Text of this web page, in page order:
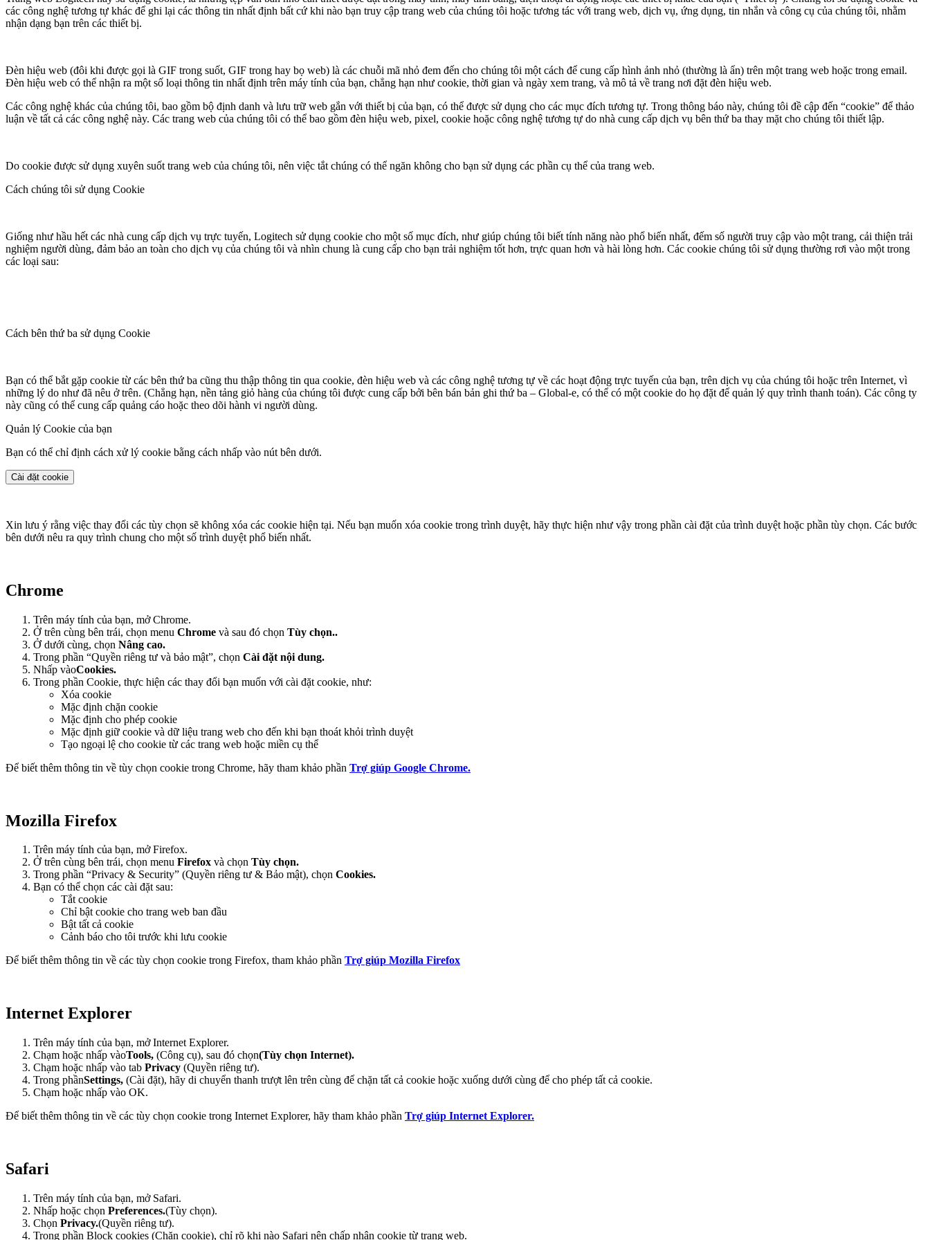
các công nghệ tương tự khác để ghi lại các thông tin nhất định bất cứ khi nào bạn truy cập trang web của chúng tôi hoặc tương tác với trang web, dịch vụ, ứng dụng, tin nhắn và công cụ của chúng tôi, nhằm
nhận dạng bạn trên các thiết bị.
Đèn hiệu web (đôi khi được gọi là GIF trong suốt, GIF trong hay bọ web) là các chuỗi mã nhỏ đem đến cho chúng tôi một cách để cung cấp hình ảnh nhỏ (thường là ẩn) trên một trang web hoặc trong email.
Đèn hiệu web có thể nhận ra một số loại thông tin nhất định trên máy tính của bạn, chẳng hạn như cookie, thời gian và ngày xem trang, và mô tả về trang nơi đặt đèn hiệu web.
Các công nghệ khác của chúng tôi, bao gồm bộ định danh và lưu trữ web gắn với thiết bị của bạn, có thể được sử dụng cho các mục đích tương tự. Trong thông báo này, chúng tôi đề cập đến “cookie” để thảo
luận về tất cả các công nghệ này. Các trang web của chúng tôi có thể bao gồm đèn hiệu web, pixel, cookie hoặc công nghệ tương tự do nhà cung cấp dịch vụ bên thứ ba thay mặt cho chúng tôi thiết lập.
Do cookie được sử dụng xuyên suốt trang web của chúng tôi, nên việc tắt chúng có thể ngăn không cho bạn sử dụng các phần cụ thể của trang web.
Cách chúng tôi sử dụng Cookie
Giống như hầu hết các nhà cung cấp dịch vụ trực tuyến, Logitech sử dụng cookie cho một số mục đích, như giúp chúng tôi biết tính năng nào phổ biến nhất, đếm số người truy cập vào một trang, cải thiện trải
nghiệm người dùng, đảm bảo an toàn cho dịch vụ của chúng tôi và nhìn chung là cung cấp cho bạn trải nghiệm tốt hơn, trực quan hơn và hài lòng hơn. Các cookie chúng tôi sử dụng thường rơi vào một trong
các loại sau:
Cách bên thứ ba sử dụng Cookie
Bạn có thể bắt gặp cookie từ các bên thứ ba cũng thu thập thông tin qua cookie, đèn hiệu web và các công nghệ tương tự về các hoạt động trực tuyến của bạn, trên dịch vụ của chúng tôi hoặc trên Internet, vì
những lý do như đã nêu ở trên. (Chẳng hạn, nền tảng giỏ hàng của chúng tôi được cung cấp bởi bên bán bản ghi thứ ba – Global-e, có thể có một cookie do họ đặt để quản lý quy trình thanh toán). Các công ty
này cũng có thể cung cấp quảng cáo hoặc theo dõi hành vi người dùng.
Quản lý Cookie của bạn
Bạn có thể chỉ định cách xử lý cookie bằng cách nhấp vào nút bên dưới.
Cài đặt cookie
Xin lưu ý rằng việc thay đổi các tùy chọn sẽ không xóa các cookie hiện tại. Nếu bạn muốn xóa cookie trong trình duyệt, hãy thực hiện như vậy trong phần cài đặt của trình duyệt hoặc phần tùy chọn. Các bước
bên dưới nêu ra quy trình chung cho một số trình duyệt phổ biến nhất.
Chrome
Trên máy tính của bạn, mở Chrome.
Ở trên cùng bên trái, chọn menu Chrome và sau đó chọn Tùy chọn..
Ở dưới cùng, chọn Nâng cao.
Trong phần “Quyền riêng tư và bảo mật”, chọn Cài đặt nội dung.
Nhấp vàoCookies.
Trong phần Cookie, thực hiện các thay đổi bạn muốn với cài đặt cookie, như:
Xóa cookie
Mặc định chặn cookie
Mặc định cho phép cookie
Mặc định giữ cookie và dữ liệu trang web cho đến khi bạn thoát khỏi trình duyệt
Tạo ngoại lệ cho cookie từ các trang web hoặc miền cụ thể
Để biết thêm thông tin về tùy chọn cookie trong Chrome, hãy tham khảo phần Trợ giúp Google Chrome.
Mozilla Firefox
Trên máy tính của bạn, mở Firefox.
Ở trên cùng bên trái, chọn menu Firefox và chọn Tùy chọn.
Trong phần “Privacy & Security” (Quyền riêng tư & Bảo mật), chọn Cookies.
Bạn có thể chọn các cài đặt sau:
Tắt cookie
Chỉ bật cookie cho trang web ban đầu
Bật tất cả cookie
Cảnh báo cho tôi trước khi lưu cookie
Để biết thêm thông tin về các tùy chọn cookie trong Firefox, tham khảo phần Trợ giúp Mozilla Firefox
Internet Explorer
Trên máy tính của bạn, mở Internet Explorer.
Chạm hoặc nhấp vàoTools, (Công cụ), sau đó chọn(Tùy chọn Internet).
Chạm hoặc nhấp vào tab Privacy (Quyền riêng tư).
Trong phầnSettings, (Cài đặt), hãy di chuyển thanh trượt lên trên cùng để chặn tất cả cookie hoặc xuống dưới cùng để cho phép tất cả cookie.
Chạm hoặc nhấp vào OK.
Để biết thêm thông tin về các tùy chọn cookie trong Internet Explorer, hãy tham khảo phần Trợ giúp Internet Explorer.
Safari
Trên máy tính của bạn, mở Safari.
Nhấp hoặc chọn Preferences.(Tùy chọn).
Chọn Privacy.(Quyền riêng tư).
Trong phần Block cookies (Chặn cookie), chỉ rõ khi nào Safari nên chấp nhận cookie từ trang web.